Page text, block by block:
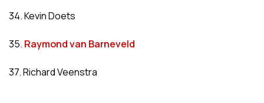
34. Kevin Doets
35. Raymond van Barneveld
37. Richard Veenstra